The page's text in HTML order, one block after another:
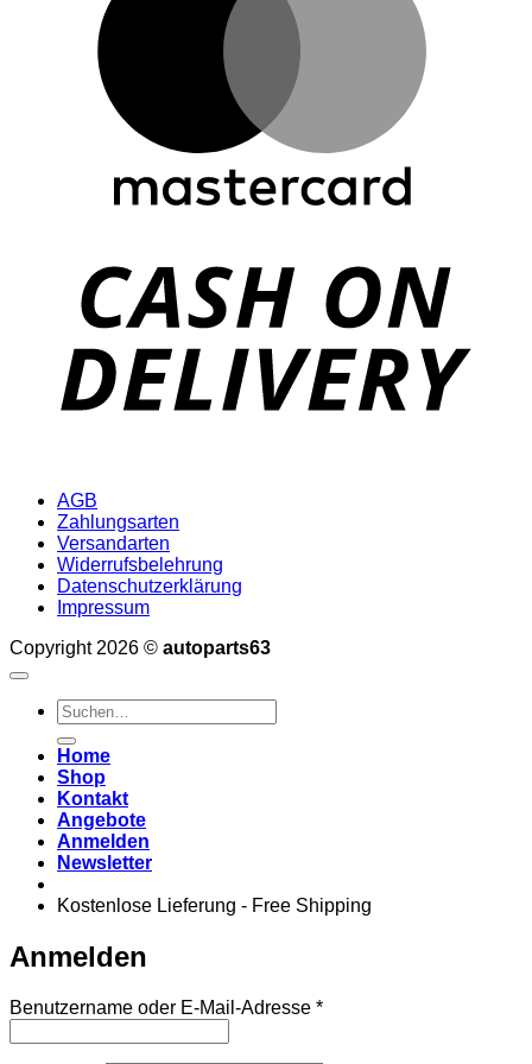
AGB
Zahlungsarten
Versandarten
Widerrufsbelehrung
Datenschutzerklärung
Impressum
Copyright 2026 © autoparts63
Suchen
nach:
Home
Shop
Kontakt
Angebote
Anmelden
Newsletter
Kostenlose Lieferung - Free Shipping
Anmelden
Benutzername oder E-Mail-Adresse *Erforderlich